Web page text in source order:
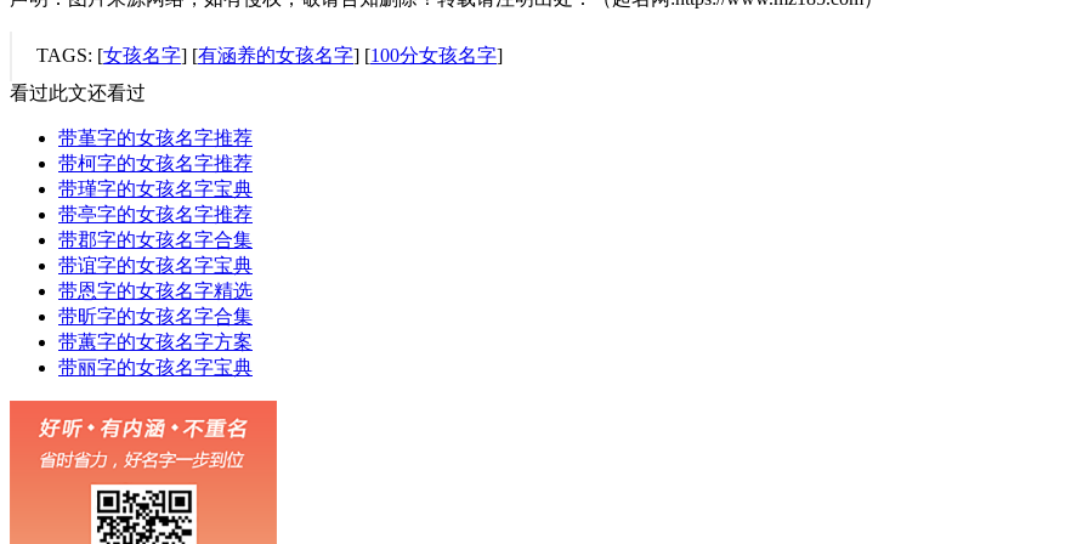
TAGS: [女孩名字] [有涵养的女孩名字] [100分女孩名字]
看过此文还看过
带堇字的女孩名字推荐
带柯字的女孩名字推荐
带瑾字的女孩名字宝典
带亭字的女孩名字推荐
带郡字的女孩名字合集
带谊字的女孩名字宝典
带恩字的女孩名字精选
带昕字的女孩名字合集
带蕙字的女孩名字方案
带丽字的女孩名字宝典